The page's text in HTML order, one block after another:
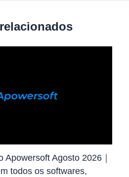
Apowersoft Agosto 2026｜
todos os softwares,